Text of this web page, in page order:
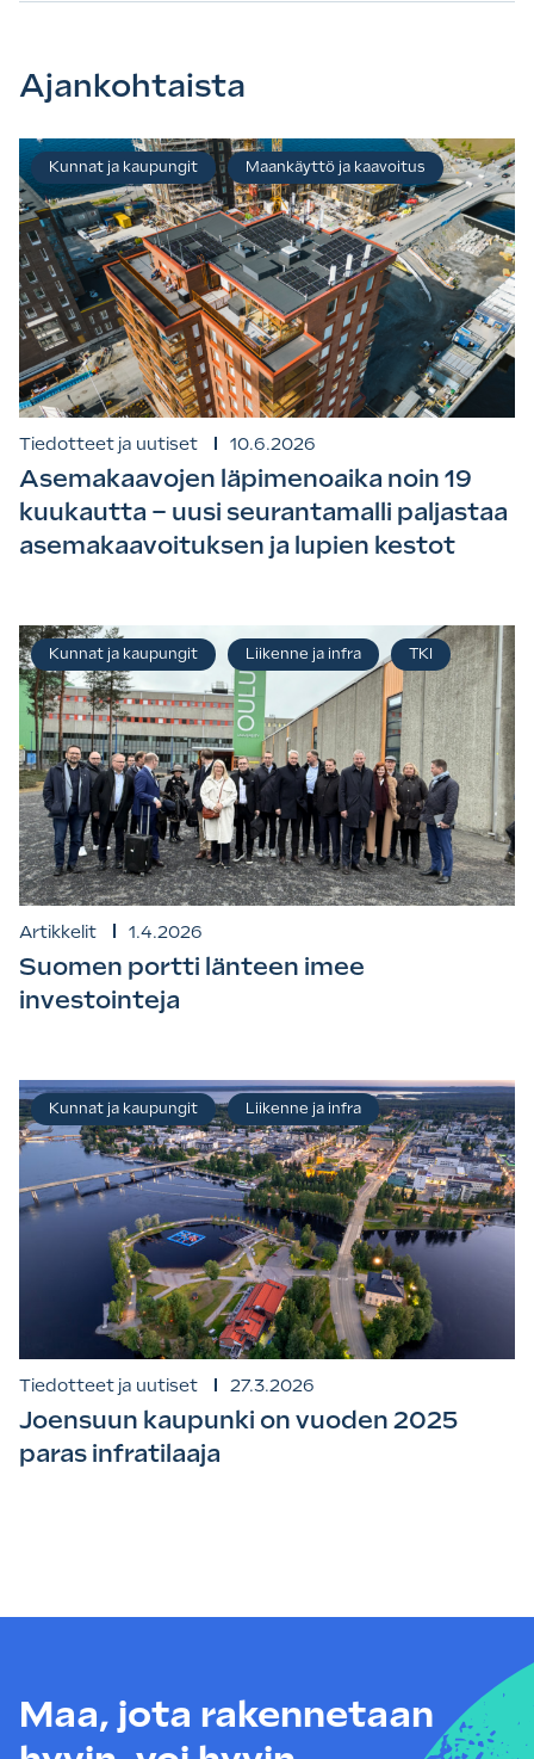
Ajankohtaista
Tiedotteet ja uutiset 10.6.2026
Asemakaavojen läpimenoaika noin 19
kuukautta – uusi seurantamalli paljastaa
asemakaavoituksen ja lupien kestot
Kunnat ja kaupungit Maankäyttö ja kaavoitus
Artikkelit 1.4.2026
Suomen portti länteen imee
investointeja
Kunnat ja kaupungit Liikenne ja infra TKI
Tiedotteet ja uutiset 27.3.2026
Joensuun kaupunki on vuoden 2025
paras infratilaaja
Kunnat ja kaupungit Liikenne ja infra
Maa, jota rakennetaan